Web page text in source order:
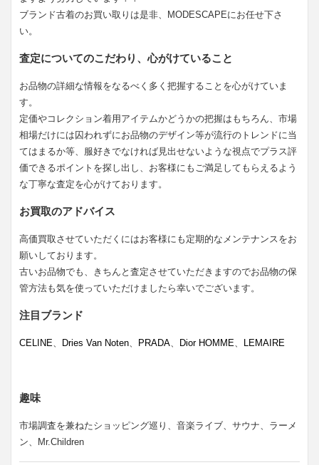
ブランド古着のお買い取りは是非、MODESCAPEにお任せ下さ
い。
査定についてのこだわり、心がけていること
お品物の詳細な情報をなるべく多く把握することを心がけていま
す。
定価やコレクション着用アイテムかどうかの把握はもちろん、市場
相場だけには囚われずにお品物のデザイン等が流行のトレンドに当
てはまるか等、服好きでなければ見出せないような視点でプラス評
価できるポイントを探し出し、お客様にもご満足してもらえるよう
な丁寧な査定を心がけております。
お買取のアドバイス
高価買取させていただくにはお客様にも定期的なメンテナンスをお
願いしております。
古いお品物でも、きちんと査定させていただきますのでお品物の保
管方法も気を使っていただけましたら幸いでございます。
注目ブランド
CELINE、 Dries Van Noten、 PRADA、 Dior HOMME、 LEMAIRE
趣味
市場調査を兼ねたショッピング巡り、音楽ライブ、サウナ、ラーメ
ン、Mr.Children